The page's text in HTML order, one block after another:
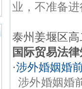
业，不准备
泰州姜堰区
国际贸易法
·涉外婚姻婚
涉外婚姻婚